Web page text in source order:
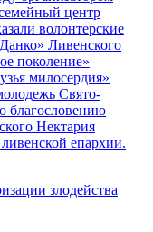
центр
волонтерские
Ливенского
поколение»
милосердия»
Свято-
благословению
Нектария
епархии.